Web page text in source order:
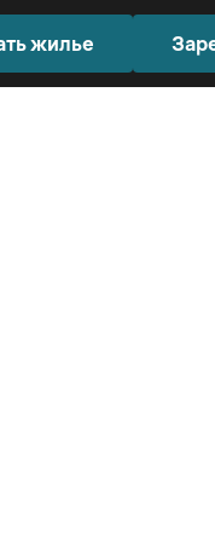
жилье